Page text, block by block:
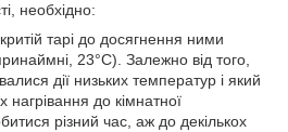
необхідно:
тарі до досягнення ними
23°C). Залежно від того,
дії низьких температур і який
нагрівання до кімнатної
різний час, аж до декількох